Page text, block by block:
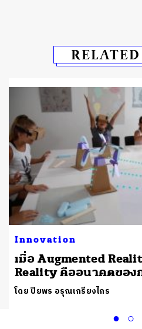
RELATED
Innovation
เมื่อ Augmented
Reality คืออนาคตของ
โดย ปิยพร อรุณเกรียงไกร